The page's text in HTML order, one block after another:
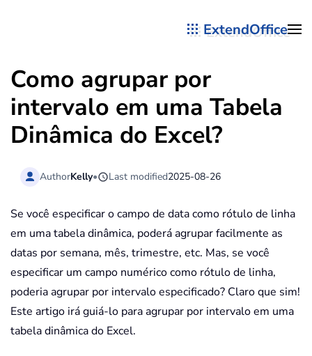
ExtendOffice
Como agrupar por
intervalo em uma Tabela
Dinâmica do Excel?
AuthorKelly• Last modified2025-08-26
Se você especificar o campo de data como rótulo de linha
em uma tabela dinâmica, poderá agrupar facilmente as
datas por semana, mês, trimestre, etc. Mas, se você
especificar um campo numérico como rótulo de linha,
poderia agrupar por intervalo especificado? Claro que sim!
Este artigo irá guiá-lo para agrupar por intervalo em uma
tabela dinâmica do Excel.